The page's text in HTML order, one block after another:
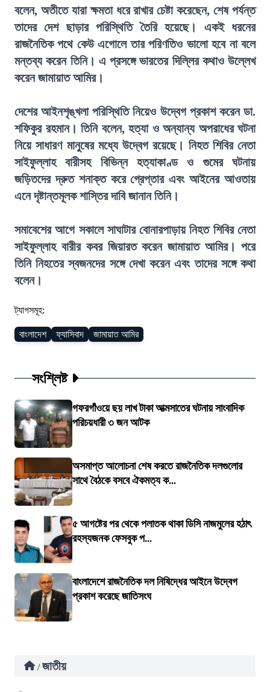
বলেন, অতীতে যারা ক্ষমতা ধরে রাখার চেষ্টা করেছেন, শেষ পর্যন্ত
তাদের দেশ ছাড়ার পরিস্থিতি তৈরি হয়েছে। একই ধরনের
রাজনৈতিক পথে কেউ এগোলে তার পরিণতিও ভালো হবে না বলে
মন্তব্য করেন তিনি। এ প্রসঙ্গে ভারতের দিল্লির কথাও উল্লেখ
করেন জামায়াত আমির।
দেশের আইনশৃঙ্খলা পরিস্থিতি নিয়েও উদ্বেগ প্রকাশ করেন ডা.
শফিকুর রহমান। তিনি বলেন, হত্যা ও অন্যান্য অপরাধের ঘটনা
নিয়ে সাধারণ মানুষের মধ্যে উদ্বেগ রয়েছে। নিহত শিবির নেতা
সাইফুল্লাহ বারীসহ বিভিন্ন হত্যাকাণ্ড ও গুমের ঘটনায়
জড়িতদের দ্রুত শনাক্ত করে গ্রেপ্তার এবং আইনের আওতায়
এনে দৃষ্টান্তমূলক শাস্তির দাবি জানান তিনি।
সমাবেশের আগে সকালে সাঘাটার বোনারপাড়ায় নিহত শিবির নেতা
সাইফুল্লাহ বারীর কবর জিয়ারত করেন জামায়াত আমির। পরে
তিনি নিহতের স্বজনদের সঙ্গে দেখা করেন এবং তাদের সঙ্গে কথা
বলেন।
ট্যাগসমূহ:
বাংলাদেশ ফ্যাসিবাদ জামায়াত আমির
সংশ্লিষ্ট
গফরগাঁওয়ে ছয় লাখ টাকা আত্মসাতের ঘটনায় সাংবাদিক
পরিচয়ধারী ৩ জন আটক
অসমাপ্ত আলোচনা শেষ করতে রাজনৈতিক দলগুলোর
সাথে বৈঠকে বসবে ঐকমত্য ক...
৫ আগষ্টের পর থেকে পলাতক থাকা ডিসি নাজমুলের হঠাৎ
রহস্যজনক ফেসবুক প...
বাংলাদেশে রাজনৈতিক দল নিষিদ্ধের আইনে উদ্বেগ
প্রকাশ করেছে জাতিসংঘ
/ জাতীয়